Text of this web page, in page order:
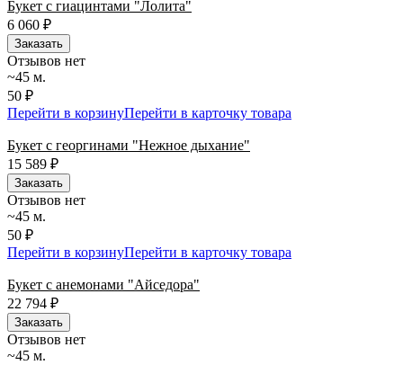
Букет с гиацинтами "Лолита"
6 060 ₽
Заказать
Отзывов нет
~45 м.
50 ₽
Перейти в корзинуПерейти в карточку товара
Букет с георгинами "Нежное дыхание"
15 589 ₽
Заказать
Отзывов нет
~45 м.
50 ₽
Перейти в корзинуПерейти в карточку товара
Букет с анемонами "Айседора"
22 794 ₽
Заказать
Отзывов нет
~45 м.